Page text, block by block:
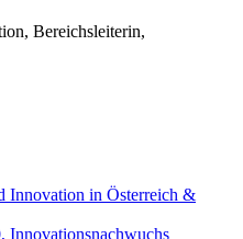
, Bereichsleiterin,
Innovation in Österreich &
Innovationsnachwuchs